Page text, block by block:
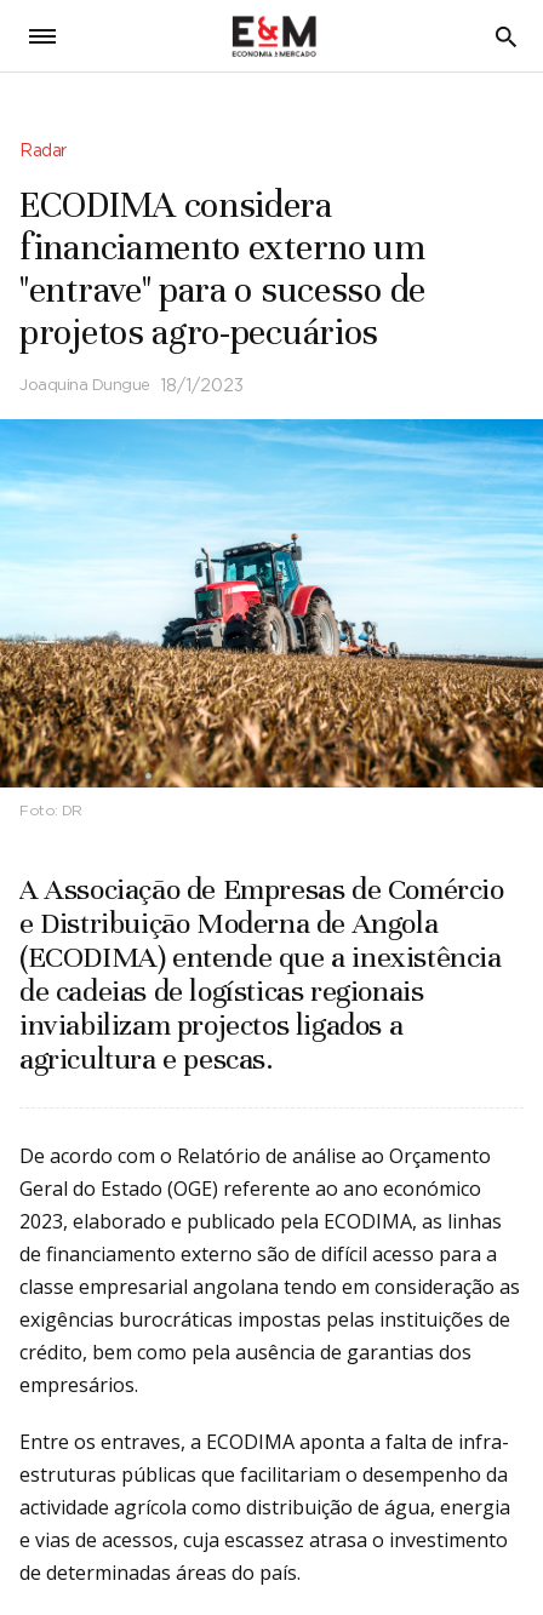
5
Radar
ECODIMA considera
financiamento externo um
"entrave" para o sucesso de
projetos agro-pecuários
Joaquina Dungue 18/1/2023
Foto: DR
A Associação de Empresas de Comércio
e Distribuição Moderna de Angola
(ECODIMA) entende que a inexistência
de cadeias de logísticas regionais
inviabilizam projectos ligados a
agricultura e pescas.
De acordo com o Relatório de análise ao Orçamento
Geral do Estado (OGE) referente ao ano económico
2023, elaborado e publicado pela ECODIMA, as linhas
de financiamento externo são de difícil acesso para a
classe empresarial angolana tendo em consideração as
exigências burocráticas impostas pelas instituições de
crédito, bem como pela ausência de garantias dos
empresários.
Entre os entraves, a ECODIMA aponta a falta de infra-
estruturas públicas que facilitariam o desempenho da
actividade agrícola como distribuição de água, energia
e vias de acessos, cuja escassez atrasa o investimento
de determinadas áreas do país.